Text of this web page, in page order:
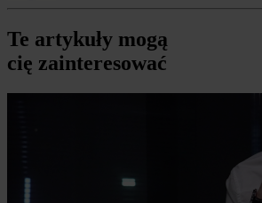
Te artykuły mogą
cię zainteresować